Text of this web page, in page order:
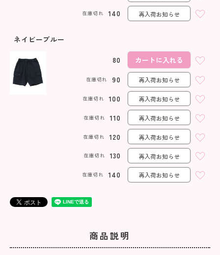
140
在庫切れ 再入荷お知らせ
ネイビーブルー
80 カートに入れる
90
在庫切れ 再入荷お知らせ
100
在庫切れ 再入荷お知らせ
110
在庫切れ 再入荷お知らせ
120
在庫切れ 再入荷お知らせ
130
在庫切れ 再入荷お知らせ
140
在庫切れ 再入荷お知らせ
商品説明